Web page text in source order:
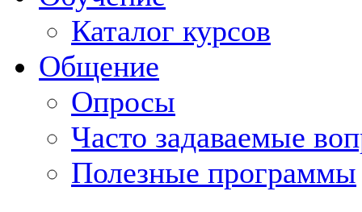
Каталог курсов
Общение
Опросы
Часто задаваемые
Полезные программы